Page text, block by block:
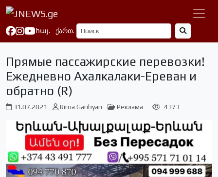
հայ. ქართ.
Прямые пассажирские перевозки!
Ежедневно Ахалкалаки-Ереван и
обратно (R)
31.07.2021 Rima Garibyan Реклама 4373